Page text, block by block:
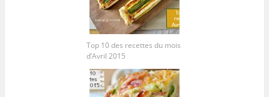
Top 10 des recettes du mois
d’Avril 2015